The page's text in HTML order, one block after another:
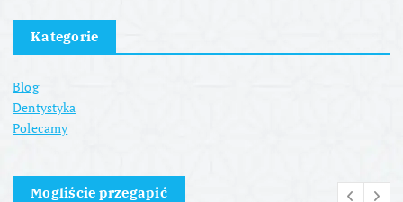
Kategorie
Blog
Dentystyka
Polecamy
Mogliście przegapić